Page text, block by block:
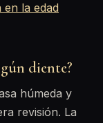
en la edad
diente?
húmeda y
revisión. La